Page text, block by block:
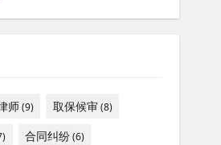
师(9) 取保候审(8)
合同纠纷(6)